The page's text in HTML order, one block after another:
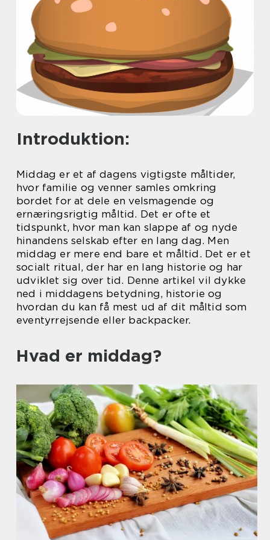
Introduktion:
Middag er et af dagens vigtigste måltider,
hvor familie og venner samles omkring
bordet for at dele en velsmagende og
ernæringsrigtig måltid. Det er ofte et
tidspunkt, hvor man kan slappe af og nyde
hinandens selskab efter en lang dag. Men
middag er mere end bare et måltid. Det er et
socialt ritual, der har en lang historie og har
udviklet sig over tid. Denne artikel vil dykke
ned i middagens betydning, historie og
hvordan du kan få mest ud af dit måltid som
eventyrrejsende eller backpacker.
Hvad er middag?